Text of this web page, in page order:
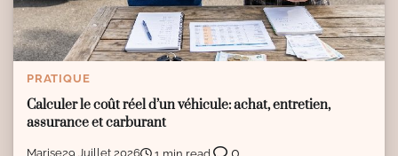
PRATIQUE
Calculer le coût réel d’un véhicule: achat, entretien,
assurance et carburant
Marise29 Juillet 2026